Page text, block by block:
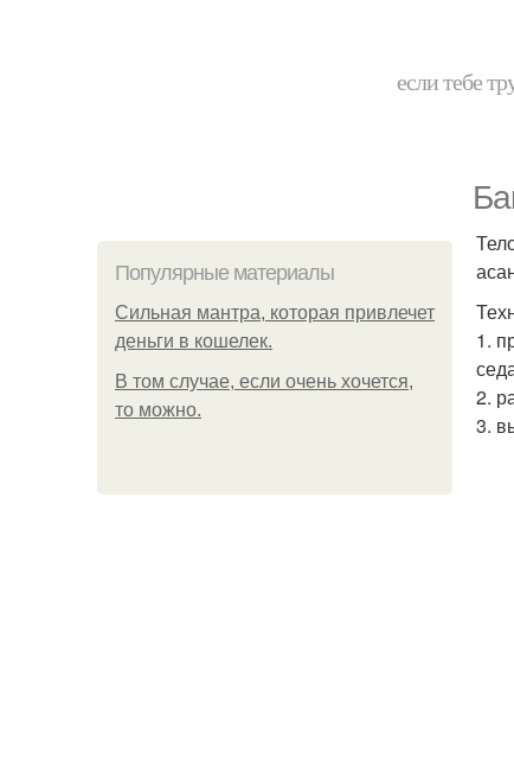
если тебе
Популярные материалы
Сильная мантра, которая привлечет
деньги в кошелек.
В том случае, если очень хочется,
то можно.
1.
2.
3.